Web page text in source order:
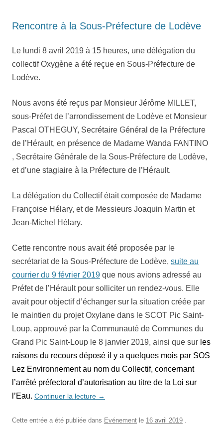
Rencontre à la Sous-Préfecture de Lodève
Le lundi 8 avril 2019 à 15 heures, une délégation du
collectif Oxygène a été reçue en Sous-Préfecture de
Lodève.
Nous avons été reçus par Monsieur Jérôme MILLET,
sous-Préfet de l’arrondissement de Lodève et Monsieur
Pascal OTHEGUY, Secrétaire Général de la Préfecture
de l’Hérault, en présence de Madame Wanda FANTINO
, Secrétaire Générale de la Sous-Préfecture de Lodève,
et d’une stagiaire à la Préfecture de l’Hérault.
La délégation du Collectif était composée de Madame
Françoise Hélary, et de Messieurs Joaquin Martin et
Jean-Michel Hélary.
Cette rencontre nous avait été proposée par le
secrétariat de la Sous-Préfecture de Lodève, suite au
courrier du 9 février 2019 que nous avions adressé au
Préfet de l’Hérault pour solliciter un rendez-vous. Elle
avait pour objectif d’échanger sur la situation créée par
le maintien du projet Oxylane dans le SCOT Pic Saint-
Loup, approuvé par la Communauté de Communes du
Grand Pic Saint-Loup le 8 janvier 2019, ainsi que sur les
raisons du recours déposé il y a quelques mois par SOS
Lez Environnement au nom du Collectif, concernant
l’arrêté préfectoral d’autorisation au titre de la Loi sur
l’Eau. Continuer la lecture →
Cette entrée a été publiée dans Evénement le 16 avril 2019 .